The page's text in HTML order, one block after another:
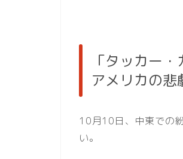
「タッカー
アメリカの悲
10月10日、中東での
い。